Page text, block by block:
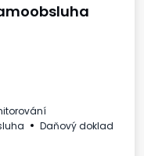
Daňový doklad